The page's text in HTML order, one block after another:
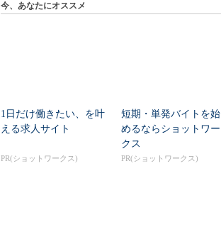
今、あなたにオススメ
1日だけ働きたい、を叶
える求人サイト
PR(ショットワークス)
短期・単発バイトを始
めるならショットワー
クス
PR(ショットワークス)